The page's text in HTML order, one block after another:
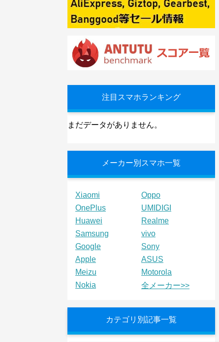
注目スマホランキング
まだデータがありません。
メーカー別スマホ一覧
Xiaomi
Oppo
OnePlus
UMIDIGI
Huawei
Realme
Samsung
vivo
Google
Sony
Apple
ASUS
Meizu
Motorola
Nokia
全メーカー>>
カテゴリ別記事一覧